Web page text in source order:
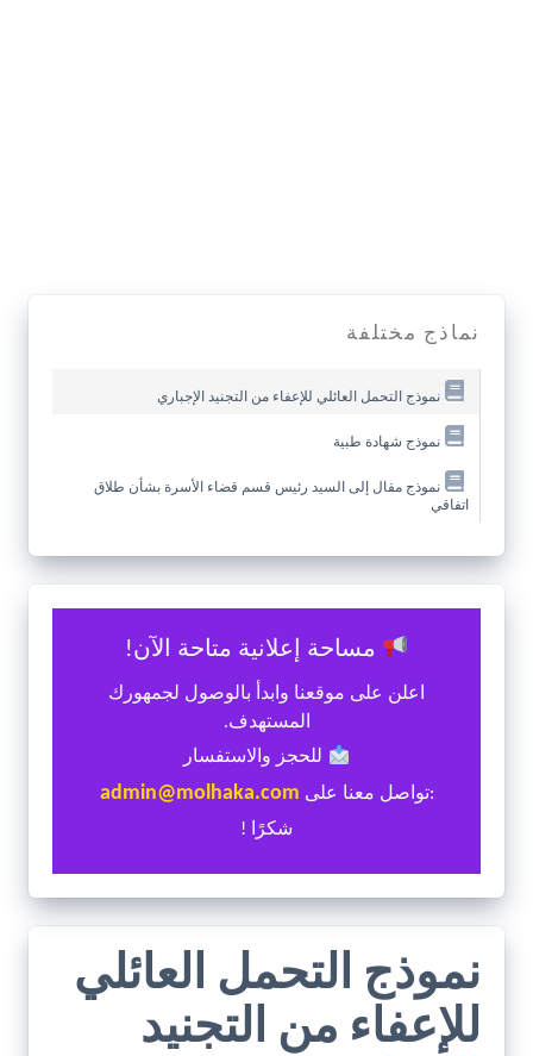
نماذج مختلفة
نموذج التحمل العائلي للإعفاء من التجنيد الإجباري
نموذج شهادة طبية
نموذج مقال إلى السيد رئيس قسم قضاء الأسرة بشأن طلاق
اتفاقي
مساحة إعلانية متاحة الآن!
اعلن على موقعنا وابدأ بالوصول لجمهورك
المستهدف.
للحجز والاستفسار
:تواصل معنا على admin@molhaka.com
شكرًا !
نموذج التحمل العائلي
للإعفاء من التجنيد